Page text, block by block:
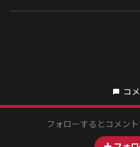
コ
フォローするとコメント